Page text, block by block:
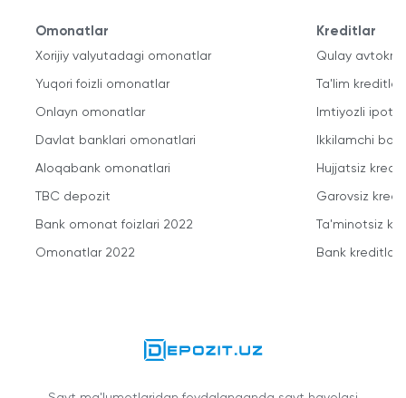
Omonatlar
Xorijiy valyutadagi omonatlar
Yuqori foizli omonatlar
Onlayn omonatlar
Davlat banklari omonatlari
Aloqabank omonatlari
TBC depozit
Bank omonat foizlari 2022
Omonatlar 2022
Kreditlar
Qulay
Ta'lim kreditlari
Imtiyozli
Ikkilamchi
Hujjatsiz
Garovsiz
Ta'minotsiz
Bank kreditlari